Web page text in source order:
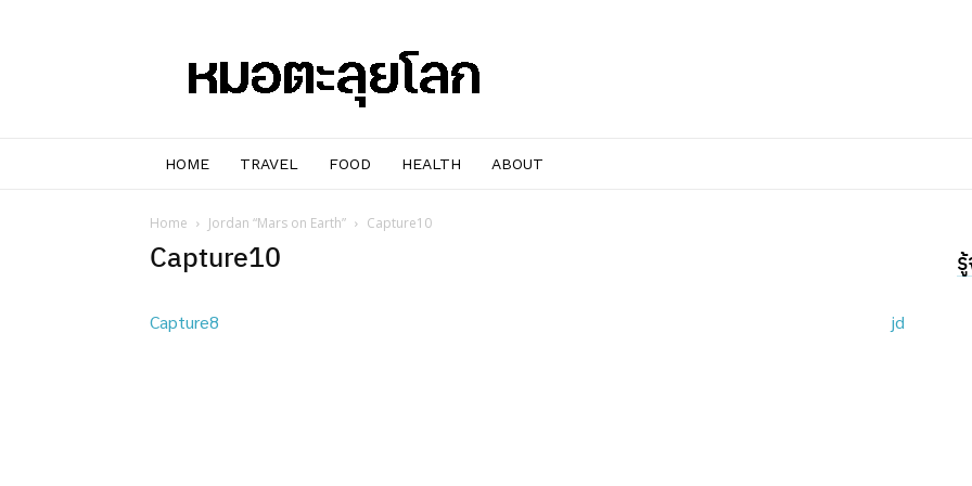
ตะลุย
โลก
HOME TRAVEL FOOD HEALTH ABOUT
Home Jordan “Mars on Earth” Capture10
Capture10
Capture8 jd